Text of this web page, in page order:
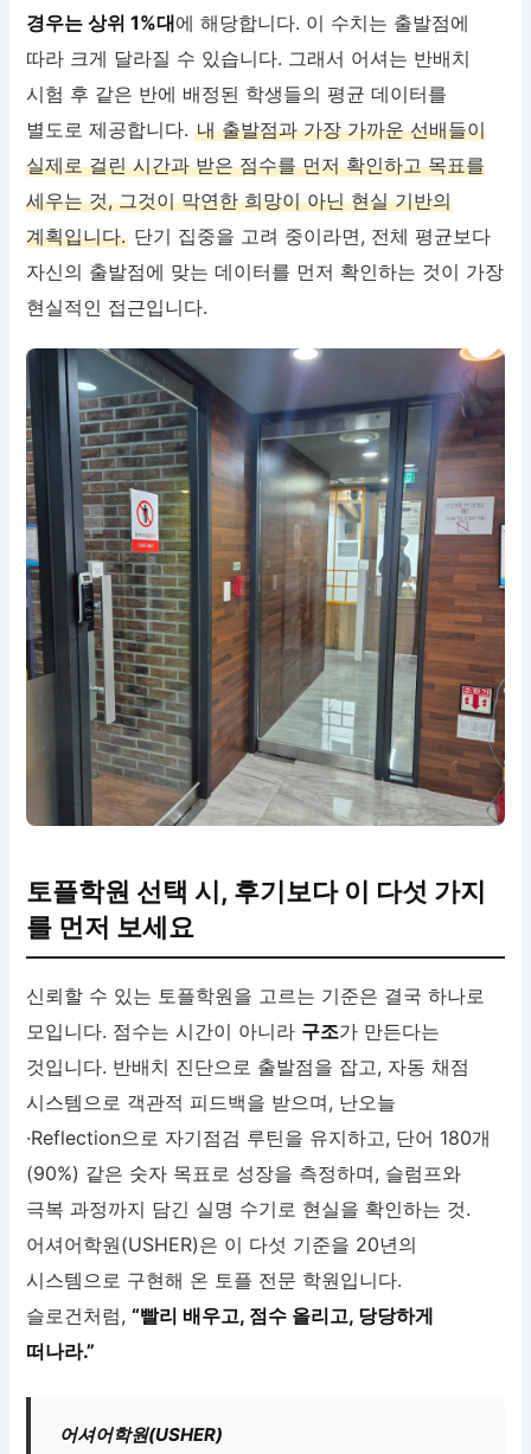
경우는 상위 1%대에 해당합니다. 이 수치는 출발점에
따라 크게 달라질 수 있습니다. 그래서 어셔는 반배치
시험 후 같은 반에 배정된 학생들의 평균 데이터를
별도로 제공합니다.내 출발점과 가장 가까운 선배들이
실제로 걸린 시간과 받은 점수를 먼저 확인하고 목표를
세우는 것, 그것이 막연한 희망이 아닌 현실 기반의
계획입니다. 단기 집중을 고려 중이라면, 전체 평균보다
자신의 출발점에 맞는 데이터를 먼저 확인하는 것이 가장
현실적인 접근입니다.
토플학원 선택 시, 후기보다 이 다섯 가지
를 먼저 보세요
신뢰할 수 있는 토플학원을 고르는 기준은 결국 하나로
모입니다. 점수는 시간이 아니라 구조가 만든다는
것입니다. 반배치 진단으로 출발점을 잡고, 자동 채점
시스템으로 객관적 피드백을 받으며, 난오늘
·Reflection으로 자기점검 루틴을 유지하고, 단어 180개
(90%) 같은 숫자 목표로 성장을 측정하며, 슬럼프와
극복 과정까지 담긴 실명 수기로 현실을 확인하는 것.
어셔어학원(USHER)은 이 다섯 기준을 20년의
시스템으로 구현해 온 토플 전문 학원입니다.
슬로건처럼,“빨리 배우고, 점수 올리고, 당당하게
떠나라.”
어셔어학원(USHER)